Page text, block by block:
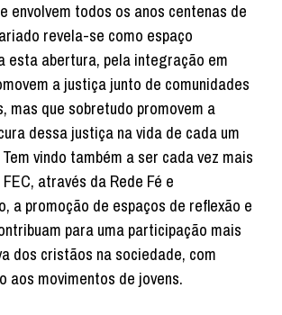
envolvem todos os anos centenas de
revela-se como espaço
esta abertura, pela integração em
a justiça junto de comunidades
mas que sobretudo promovem a
dessa justiça na vida de cada um
vindo também a ser cada vez mais
através da Rede Fé e
a promoção de espaços de reflexão e
para uma participação mais
dos cristãos na sociedade, com
aos movimentos de jovens.